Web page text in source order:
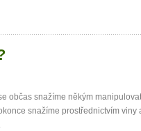
občas snažíme někým
snažíme prostřednictvím viny